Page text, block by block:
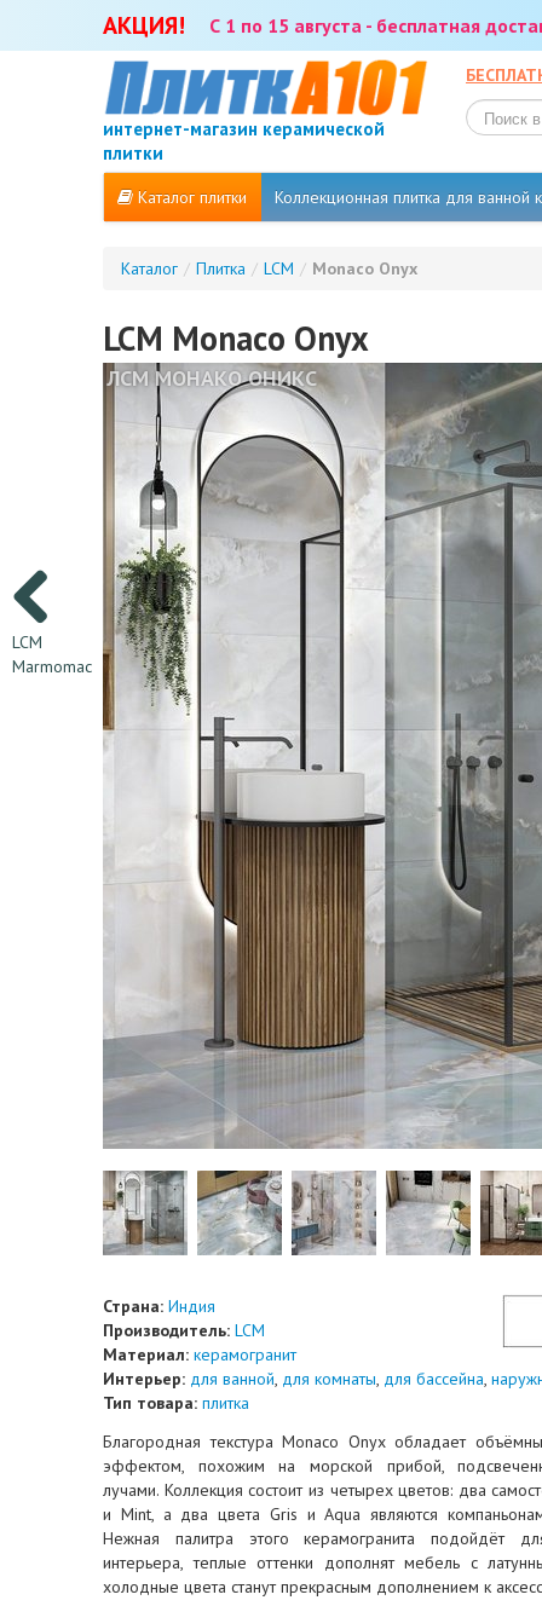
АКЦИЯ! С 1 по 15 августа - бесплатная
интернет-магазин керамической
плитки
Каталог плитки Коллекционная плитка для ванной
Каталог / Плитка / LCM / Monaco Onyx
LCM
Marmomac
LCM Monaco Onyx
ЛСМ МОНАКО ОНИКС
Страна: Индия
Производитель: LCM
Материал: керамогранит
Интерьер: для ванной, для комнаты, для бассейна,
Тип товара: плитка
Благородная текстура Monaco Onyx обладает
эффектом, похожим на морской прибой,
лучами. Коллекция состоит из четырех цветов: два
и Mint, а два цвета Gris и Aqua являются
Нежная палитра этого керамогранита подойдёт
интерьера, теплые оттенки дополнят мебель с
холодные цвета станут прекрасным дополнением к